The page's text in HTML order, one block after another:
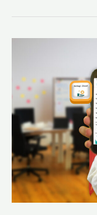
Wajib
Sunnah
dalam
Ajaran
Islam